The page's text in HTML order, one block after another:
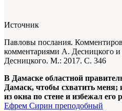
Источник
Павловы послания.
комментариями А. Десницкого
Десницкого. М.: 2017. С. 346
В Дамаске областной
Дамаск, чтобы схватить
из окна по стене и избежал его
Ефрем Сирин преподобный